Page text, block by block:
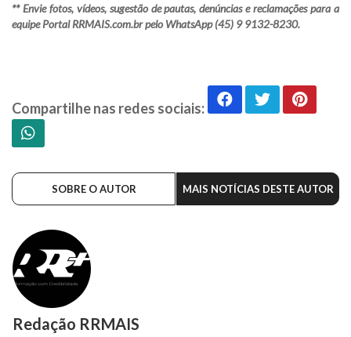
** Envie fotos, vídeos, sugestão de pautas, denúncias e reclamações para a
equipe Portal RRMAIS.com.br pelo WhatsApp (45) 9 9132-8230.
Compartilhe nas redes sociais:
SOBRE O AUTOR MAIS NOTÍCIAS DESTE AUTOR
Redação RRMAIS